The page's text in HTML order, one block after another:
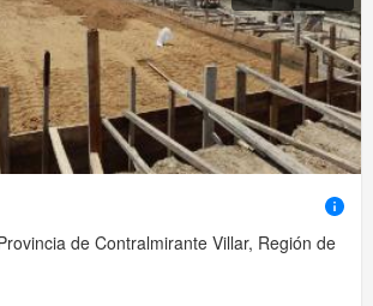
de Contralmirante Villar, Región de